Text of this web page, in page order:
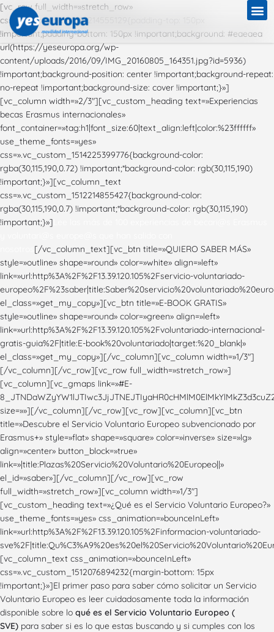
[vc_row full_width=»stretch_row»
css=».vc_custom_1512214555129{padding-top: 150px
!important;padding-bottom: 150px !important;background: #eaeaea
url(https://yeseuropa.org/wp-
content/uploads/2016/09/IMG_20160805_164351.jpg?id=5936)
!important;background-position: center !important;background-repeat:
no-repeat !important;background-size: cover !important;}»]
[vc_column width=»2/3″][vc_custom_heading text=»Experiencias
becas Erasmus internacionales»
font_container=»tag:h1|font_size:60|text_align:left|color:%23ffffff»
use_theme_fonts=»yes»
css=».vc_custom_1514225399776{background-color:
rgba(30,115,190,0.72) !important;*background-color: rgb(30,115,190)
!important;}»][vc_column_text
css=».vc_custom_1512214855427{background-color:
rgba(30,115,190,0.7) !important;*background-color: rgb(30,115,190)
!important;}»]
[/vc_column_text][vc_btn title=»QUIERO SABER MÁS»
style=»outline» shape=»round» color=»white» align=»left»
link=»url:http%3A%2F%2F13.39.120.105%2Fservicio-voluntariado-
el_class=»get_my_copy»][vc_btn title=»E-BOOK GRATIS»
style=»outline» shape=»round» color=»green» align=»left»
link=»url:http%3A%2F%2F13.39.120.105%2Fvoluntariado-internacional-
gratis-guia%2F|title:E-book%20voluntariado|target:%20_blank|»
el_class=»get_my_copy»][/vc_column][vc_column width=»1/3″]
[/vc_column][/vc_row][vc_row full_width=»stretch_row»]
[vc_column][vc_gmaps link=»#E-
size=»»][/vc_column][/vc_row][vc_row][vc_column][vc_btn
title=»Descubre el Servicio Voluntario Europeo subvencionado por
Erasmus+» style=»flat» shape=»square» color=»inverse» size=»lg»
align=»center» button_block=»true»
link=»|title:Plazas%20Servicio%20Voluntario%20Europeo||»
el_id=»saber»][/vc_column][/vc_row][vc_row
full_width=»stretch_row»][vc_column width=»1/3″]
[vc_custom_heading text=»¿Qué es el Servicio Voluntario Europeo?»
use_theme_fonts=»yes» css_animation=»bounceInLeft»
link=»url:http%3A%2F%2F13.39.120.105%2Finformacion-voluntariado-
[vc_column_text css_animation=»bounceInLeft»
css=».vc_custom_1512076894232{margin-bottom: 15px
!important;}»]El primer paso para saber cómo solicitar un Servicio
Voluntario Europeo es leer cuidadosamente toda la información
disponible sobre lo qué es el Servicio Voluntario Europeo (
SVE) para saber si es lo que estas buscando y si cumples con los